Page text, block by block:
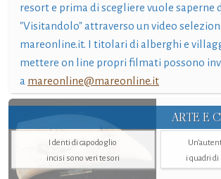
resort e prima di scegliere vuole saperne
"Visitandolo" attraverso un video
mareonline.it. I titolari di alberghi e
mettere on line propri filmati possono
a mareonline@mareonline.it
ARTE E
I denti di capodoglio
incisi sono veri tesori
i quadri